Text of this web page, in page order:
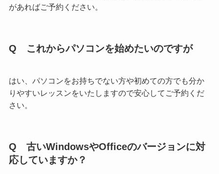
があればご予約ください。
Q これからパソコンを始めたいのですが
はい、パソコンをお持ちでない方や初めての方でも分か
りやすいレッスンをいたしますので安心してご予約くだ
さい。
Q 古いWindowsやOfficeのバージョンに対
応していますか？